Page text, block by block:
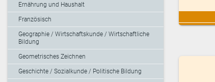
Ernährung und Haushalt
Französisch
Geographie / Wirtschaftskunde / Wirtschaftliche
Bildung
Geometrisches Zeichnen
Geschichte / Sozialkunde / Politische Bildung